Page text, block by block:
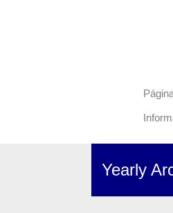
Yearly